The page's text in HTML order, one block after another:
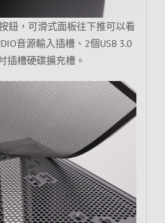
鈕，可滑式面板往下推可以看
音源輸入插槽、2個USB 3.0
插槽硬碟擴充槽。